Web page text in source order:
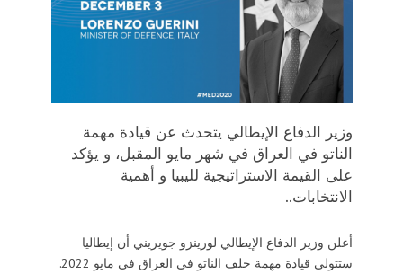
وزير الدفاع الإيطالي يتحدث عن قيادة مهمة
الناتو في العراق في شهر مايو المقبل، و يؤكد
على القيمة الاستراتيجية لليبيا و أهمية
الانتخابات..
أعلن وزير الدفاع الإيطالي لورينزو جويريني أن إيطاليا
ستتولى قيادة مهمة حلف الناتو في العراق في مايو 2022.